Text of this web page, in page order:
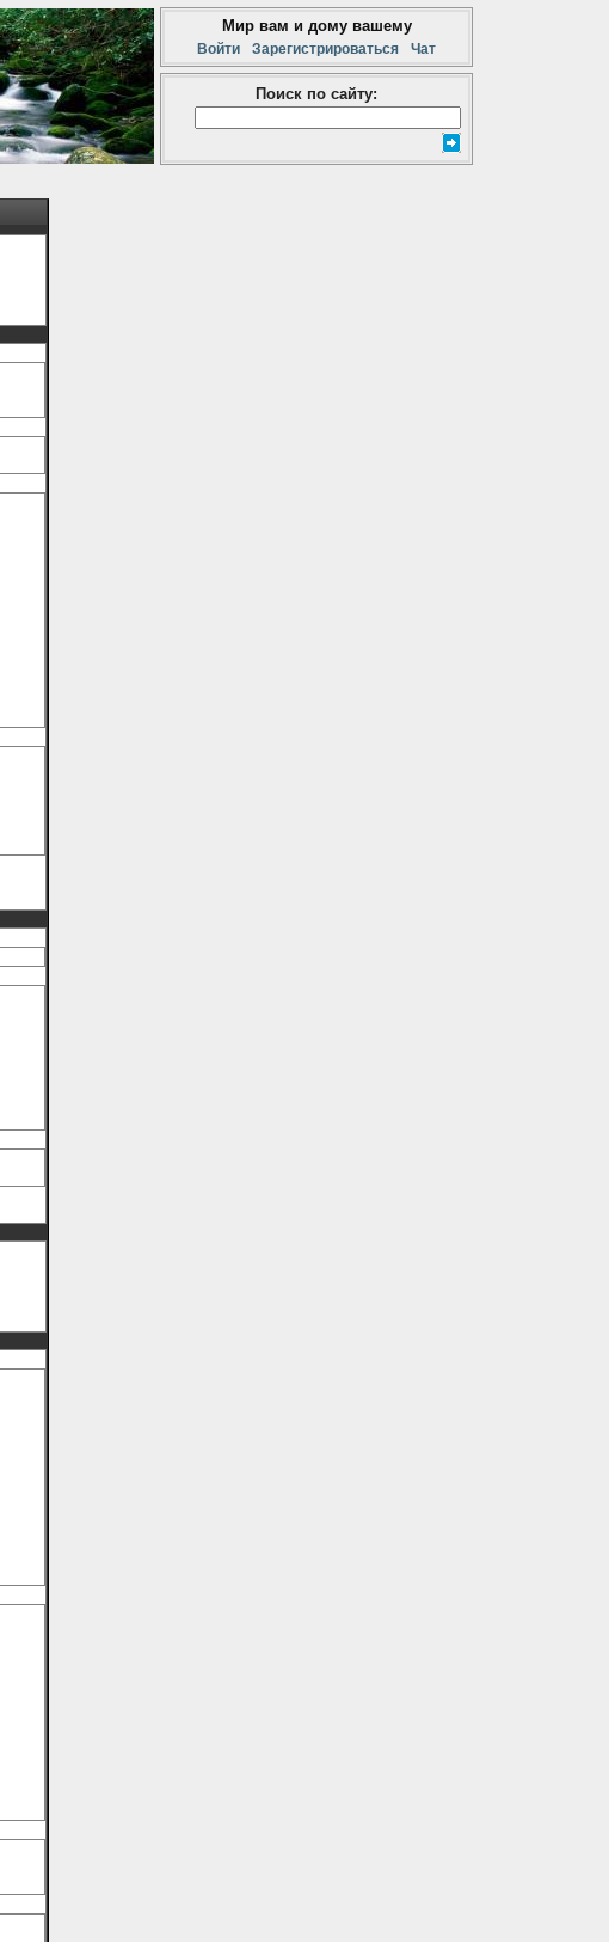
Мир вам и дому вашему
Войти Зарегистрироваться Чат
Поиск по сайту: